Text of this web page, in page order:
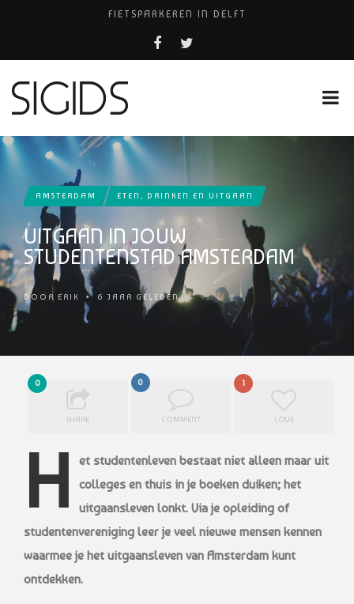
FIETSPARKEREN IN DELFT
PIZZERIA POMPEÏ ￼
BELEEF DE MAGIE VAN FILM BIJ KINEPOLIS
AMSTERDAM ETEN, DRINKEN EN UITGAAN
UITGAAN IN JOUW
STUDENTENSTAD AMSTERDAM
DOOR ERIK • 6 JAAR GELEDEN
0
SHARE
0
COMMENT
1
LOVE
H
et studentenleven bestaat niet alleen maar uit
colleges en thuis in je boeken duiken; het
uitgaansleven lonkt. Via je opleiding of
studentenvereniging leer je veel nieuwe mensen kennen
waarmee je het uitgaansleven van Amsterdam kunt
ontdekken.